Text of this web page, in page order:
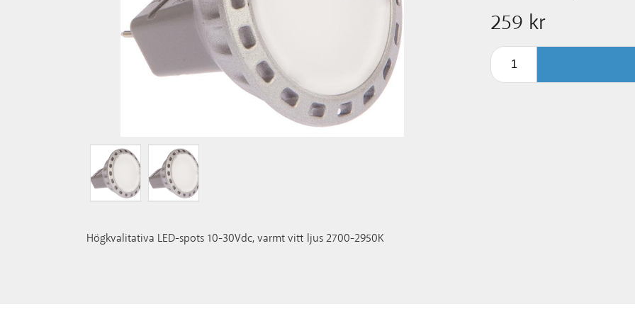
259 kr
Högkvalitativa LED-spots 10-30Vdc, varmt vitt ljus 2700-2950K